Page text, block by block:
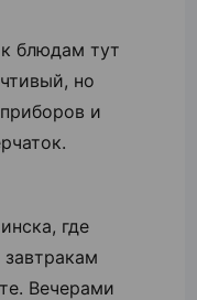
блюдам тут
но
и
где
Вечерами